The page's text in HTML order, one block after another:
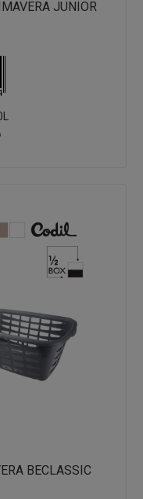
JUNIOR
BECLASSIC